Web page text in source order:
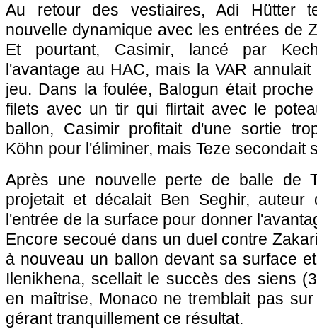
Au retour des vestiaires, Adi Hütter
nouvelle dynamique avec les entrées de
Et pourtant, Casimir, lancé par
l'avantage au HAC, mais la VAR
jeu. Dans la foulée, Balogun était
filets avec un tir qui flirtait avec le
ballon, Casimir profitait d'une sortie
Köhn pour l'éliminer, mais Teze secondait
Après une nouvelle perte de balle de
projetait et décalait Ben Seghir,
l'entrée de la surface pour donner
Encore secoué dans un duel contre
à nouveau un ballon devant sa surface
Ilenikhena, scellait le succès des siens
en maîtrise, Monaco ne tremblait pas
gérant tranquillement ce résultat.